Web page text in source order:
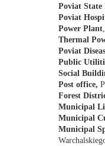
Poviat State
Poviat
Power Plant
Thermal
Poviat
Public
Social
Post office,
Forest
Municipal
Municipal
Municipal